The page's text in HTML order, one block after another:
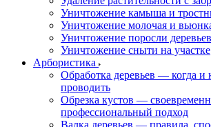
Уничтожение камыша и
Уничтожение молочая и
Уничтожение поросли
Уничтожение сныти на участке
Арбористика
Обработка деревьев — когда и
проводить
Обрезка кустов —
профессиональный подход
Валка деревьев — правила,